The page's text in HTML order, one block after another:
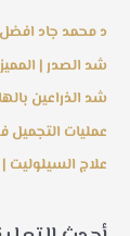
د محمد جاد
شد الصدر |
شد الذراعين
عمليات التجميل في
علاج السيلوليت